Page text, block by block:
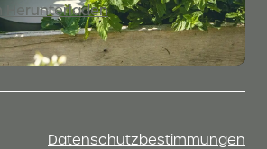
Herunterladen
Datenschutzbestimmungen